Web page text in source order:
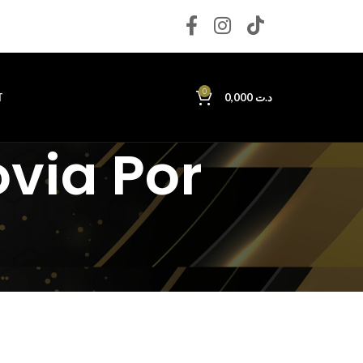
0 د.ت
Por